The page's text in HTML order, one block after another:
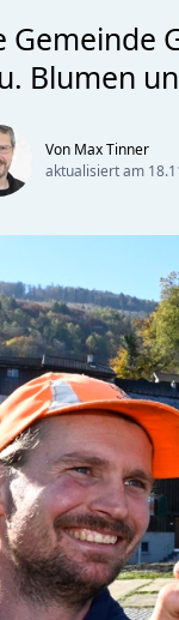
Gemeinde
Blumen
Von Max Tinner
aktualisiert am